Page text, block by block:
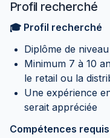
Profil recherché
🎓 Profil recherché
Diplôme de
Minimum 7 à 10
le retail ou la
Une expérience
serait appréciée
Compétences